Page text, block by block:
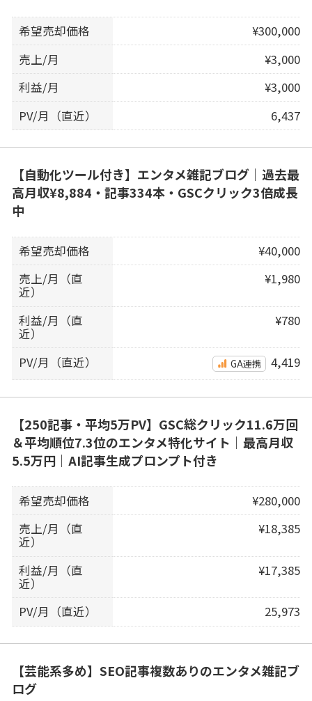
希望売却価格
¥300,000
売上/月
¥3,000
利益/月
¥3,000
PV/月（直近）
6,437
【自動化ツール付き】エンタメ雑記ブログ｜過去最
高月収¥8,884・記事334本・GSCクリック3倍成長
中
希望売却価格
¥40,000
売上/月（直
近）
¥1,980
利益/月（直
近）
¥780
PV/月（直近） GA連携 4,419
【250記事・平均5万PV】GSC総クリック11.6万回
＆平均順位7.3位のエンタメ特化サイト｜最高月収
5.5万円｜AI記事生成プロンプト付き
希望売却価格
¥280,000
売上/月（直
近）
¥18,385
利益/月（直
近）
¥17,385
PV/月（直近） 25,973
【芸能系多め】SEO記事複数ありのエンタメ雑記ブ
ログ